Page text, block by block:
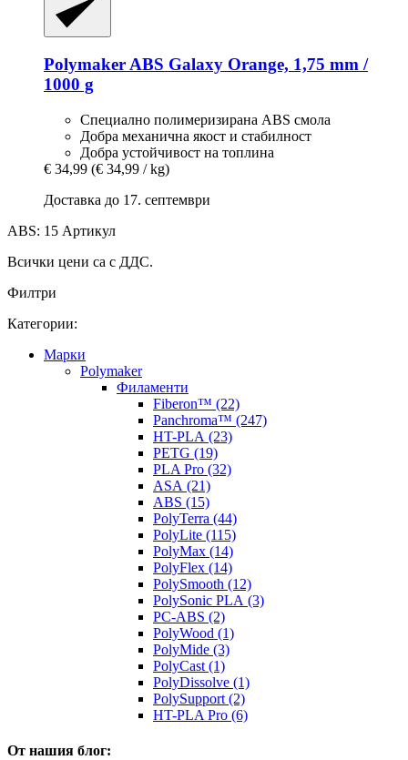
Polymaker ABS Galaxy Orange, 1,75 mm /
1000 g
Специално полимеризирана ABS смола
Добра механична якост и стабилност
Добра устойчивост на топлина
€ 34,99 (€ 34,99 / kg)
Доставка до 17. септември
ABS: 15 Артикул
Всички цени са с ДДС.
Филтри
Категории:
Mарки
Polymaker
Филаменти
Fiberon™ (22)
Panchroma™ (247)
HT-PLA (23)
PETG (19)
PLA Pro (32)
ASA (21)
ABS (15)
PolyTerra (44)
PolyLite (115)
PolyMax (14)
PolyFlex (14)
PolySmooth (12)
PolySonic PLA (3)
PC-ABS (2)
PolyWood (1)
PolyMide (3)
PolyCast (1)
PolyDissolve (1)
PolySupport (2)
HT-PLA Pro (6)
От нашия блог: